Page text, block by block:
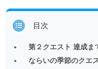
目次
第２クエスト 達成ま
ならいの季節のクエ